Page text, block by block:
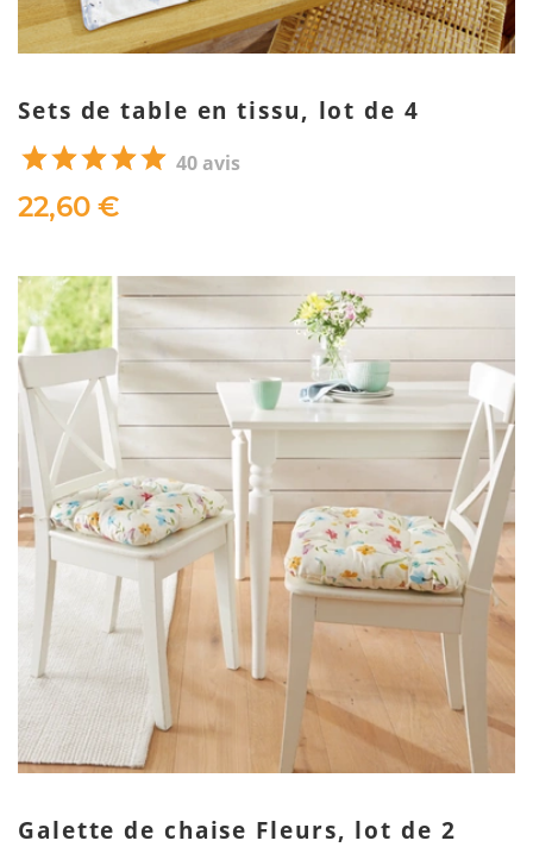
Sets de table en tissu, lot de 4
40 avis
22,60 €
Galette de chaise Fleurs, lot de 2